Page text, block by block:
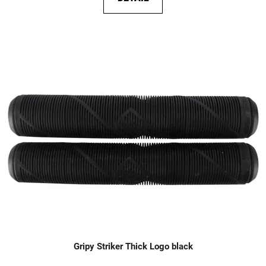
Gripy Striker Thick Logo black